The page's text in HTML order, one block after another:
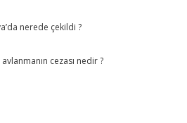
nerede çekildi ?
cezası nedir ?